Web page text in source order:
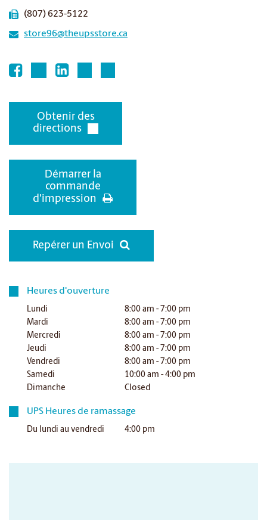
(807) 623-5122
store96@theupsstore.ca
Obtenir des
directions
Démarrer la
commande
d'impression
Repérer un Envoi
Heures d'ouverture
Lundi
8:00 am - 7:00 pm
Mardi
8:00 am - 7:00 pm
Mercredi
8:00 am - 7:00 pm
Jeudi
8:00 am - 7:00 pm
Vendredi
8:00 am - 7:00 pm
Samedi
10:00 am - 4:00 pm
Dimanche
Closed
UPS Heures de ramassage
Du lundi au vendredi 4:00 pm